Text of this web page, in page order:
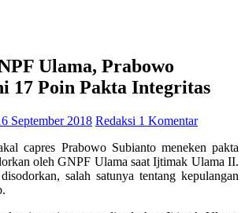
Ulama, Prabowo
17 Poin Pakta Integritas
September 2018 Redaksi 1 Komentar
capres Prabowo Subianto meneken pakta
oleh GNPF Ulama saat Ijtimak Ulama II.
salah satunya tentang kepulangan